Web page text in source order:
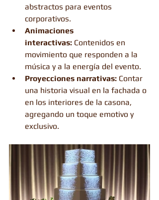
abstractos para eventos
corporativos.
Animaciones
interactivas: Contenidos en
movimiento que responden a la
música y a la energía del evento.
Proyecciones narrativas: Contar
una historia visual en la fachada o
en los interiores de la casona,
agregando un toque emotivo y
exclusivo.